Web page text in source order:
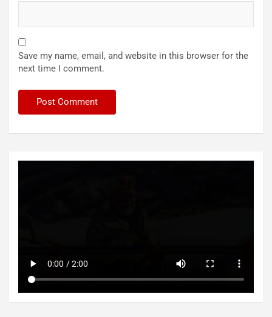
Save my name, email, and website in this browser for the
next time I comment.